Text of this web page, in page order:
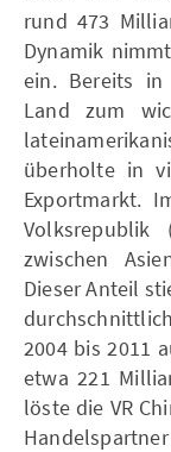
rund 473
Dynamik
ein. Bereits in
Land zum
überholte in
Exportmarkt.
Volksrepublik
zwischen
Dieser Anteil
2004 bis 2011
etwa 221
löste die VR